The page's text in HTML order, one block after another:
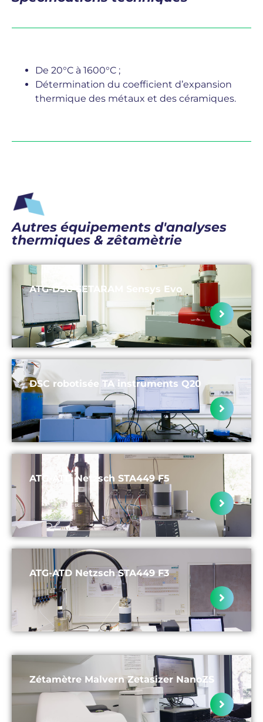
De 20°C à 1600°C ;
Détermination du coefficient d’expansion
thermique des métaux et des céramiques.
Autres équipements d'analyses
thermiques & zêtamètrie
ATG-DSC SETARAM Sensys Evo
DSC robotisée TA instruments Q20
ATG-ATD Netzsch STA449 F5
ATG-ATD Netzsch STA449 F3
Zétamètre Malvern Zetasizer NanoZS